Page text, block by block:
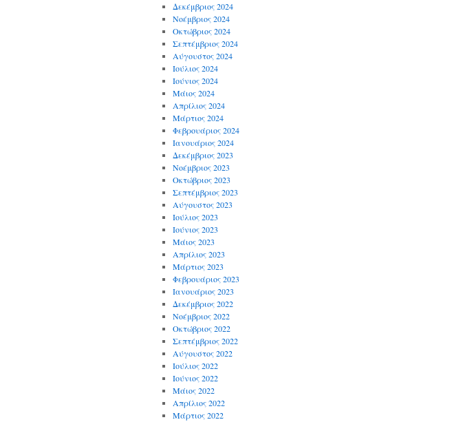
Δεκέμβριος 2024
Νοέμβριος 2024
Οκτώβριος 2024
Σεπτέμβριος 2024
Αύγουστος 2024
Ιούλιος 2024
Ιούνιος 2024
Μάιος 2024
Απρίλιος 2024
Μάρτιος 2024
Φεβρουάριος 2024
Ιανουάριος 2024
Δεκέμβριος 2023
Νοέμβριος 2023
Οκτώβριος 2023
Σεπτέμβριος 2023
Αύγουστος 2023
Ιούλιος 2023
Ιούνιος 2023
Μάιος 2023
Απρίλιος 2023
Μάρτιος 2023
Φεβρουάριος 2023
Ιανουάριος 2023
Δεκέμβριος 2022
Νοέμβριος 2022
Οκτώβριος 2022
Σεπτέμβριος 2022
Αύγουστος 2022
Ιούλιος 2022
Ιούνιος 2022
Μάιος 2022
Απρίλιος 2022
Μάρτιος 2022